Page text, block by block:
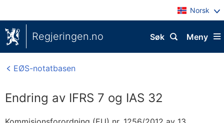
Norsk
Regjeringen.no Meny
Søk
EØS-notatbasen
Endring av IFRS 7 og IAS 32